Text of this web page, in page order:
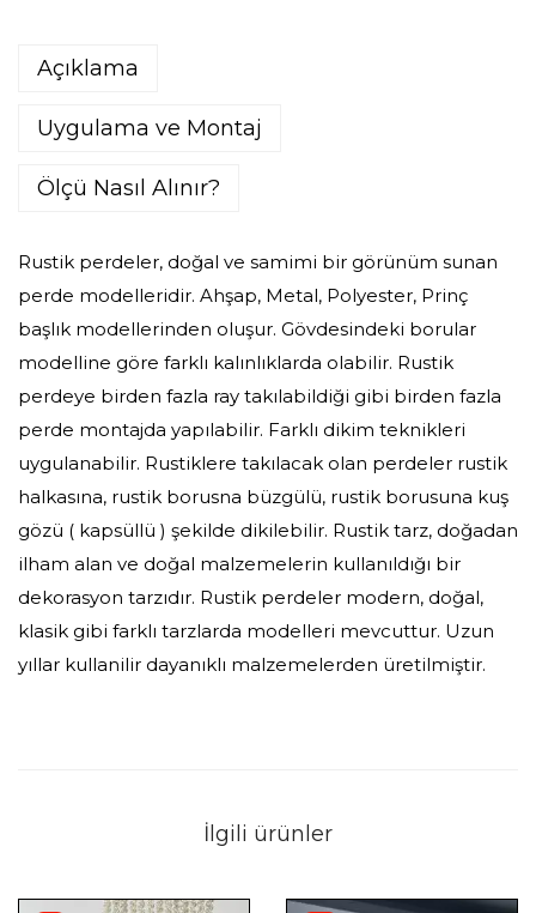
Açıklama
Uygulama ve Montaj
Ölçü Nasıl Alınır?
Rustik perdeler, doğal ve samimi bir görünüm sunan
perde modelleridir. Ahşap, Metal, Polyester, Prinç
başlık modellerinden oluşur. Gövdesindeki borular
modelline göre farklı kalınlıklarda olabilir. Rustik
perdeye birden fazla ray takılabildiği gibi birden fazla
perde montajda yapılabilir. Farklı dikim teknikleri
uygulanabilir. Rustiklere takılacak olan perdeler rustik
halkasına, rustik borusna büzgülü, rustik borusuna kuş
gözü ( kapsüllü ) şekilde dikilebilir. Rustik tarz, doğadan
ilham alan ve doğal malzemelerin kullanıldığı bir
dekorasyon tarzıdır. Rustik perdeler modern, doğal,
klasik gibi farklı tarzlarda modelleri mevcuttur. Uzun
yıllar kullanilir dayanıklı malzemelerden üretilmiştir.
İlgili ürünler